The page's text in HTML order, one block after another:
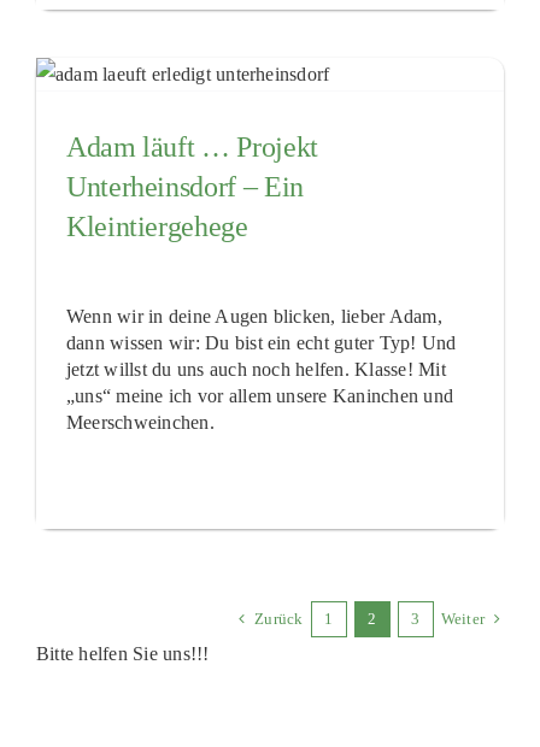
Adam läuft … Projekt
Unterheinsdorf – Ein
Kleintiergehege
Wenn wir in deine Augen blicken, lieber Adam,
dann wissen wir: Du bist ein echt guter Typ! Und
jetzt willst du uns auch noch helfen. Klasse! Mit
„uns“ meine ich vor allem unsere Kaninchen und
Meerschweinchen.
Zurück 1 2 3 Weiter
Bitte helfen Sie uns!!!